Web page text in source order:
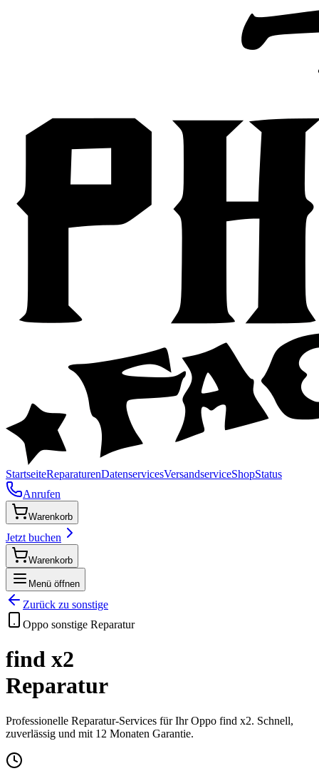
StartseiteReparaturenDatenservicesVersandserviceShopStatus
Anrufen
Warenkorb
Jetzt buchen
Warenkorb
Menü öffnen
Zurück zu sonstige
Oppo sonstige Reparatur
find x2
Reparatur
Professionelle Reparatur-Services für IhrOppo find x2. Schnell,
zuverlässig und mit 12 Monaten Garantie.